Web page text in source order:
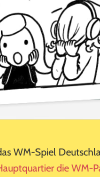
WM-Spiel
die WM-